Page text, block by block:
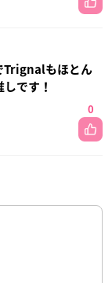
Trignalもほとん
です！
0